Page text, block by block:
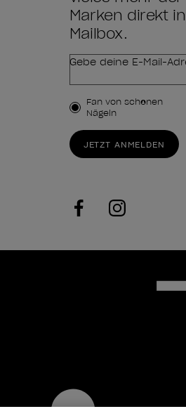
Marken direkt
Mailbox.
Gebe deine E-Mail-
Kundenart
Fan von schönen
Nägeln
JETZT ANMELDEN